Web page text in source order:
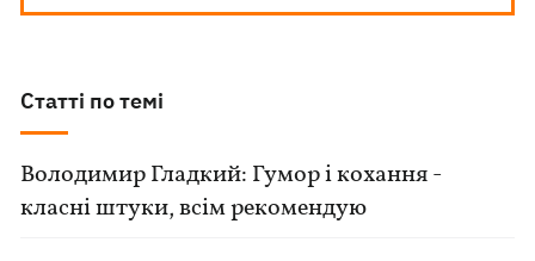
Статті по темі
Володимир Гладкий: Гумор і кохання -
класні штуки, всім рекомендую